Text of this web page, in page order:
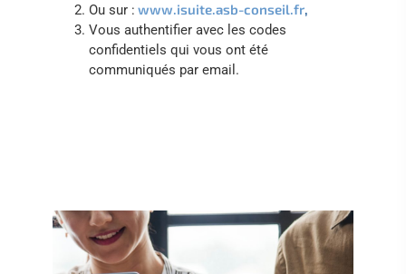
Ou sur : www.isuite.asb-conseil.fr,
Vous authentifier avec les codes
confidentiels qui vous ont été
communiqués par email.